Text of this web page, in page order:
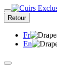
Retour
Fr
En